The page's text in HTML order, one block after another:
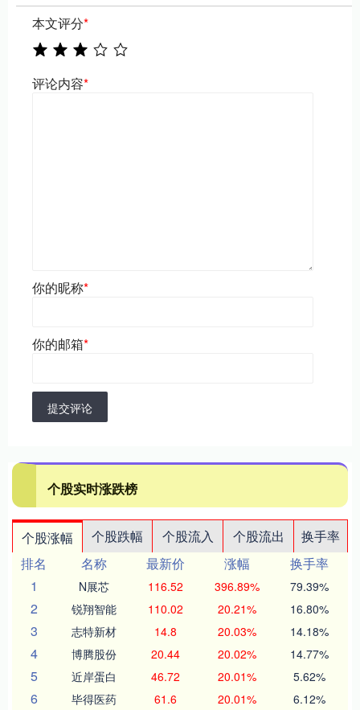
本文评分*
评论内容*
你的昵称*
你的邮箱*
提交评论
个股实时涨跌榜
个股涨幅 个股跌幅 个股流入 个股流出
换手率
排名
名称 最新价 涨幅
换手率
1
N展芯 116.52 396.89% 79.39%
2 锐翔智能 110.02 20.21% 16.80%
3 志特新材 14.8 20.03% 14.18%
4 博腾股份 20.44 20.02% 14.77%
5 近岸蛋白 46.72 20.01% 5.62%
6 毕得医药 61.6 20.01% 6.12%